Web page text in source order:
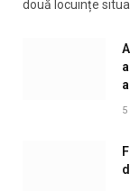
două locuințe